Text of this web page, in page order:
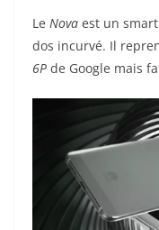
Le Nova est un
dos incurvé. Il
6P de Google mais